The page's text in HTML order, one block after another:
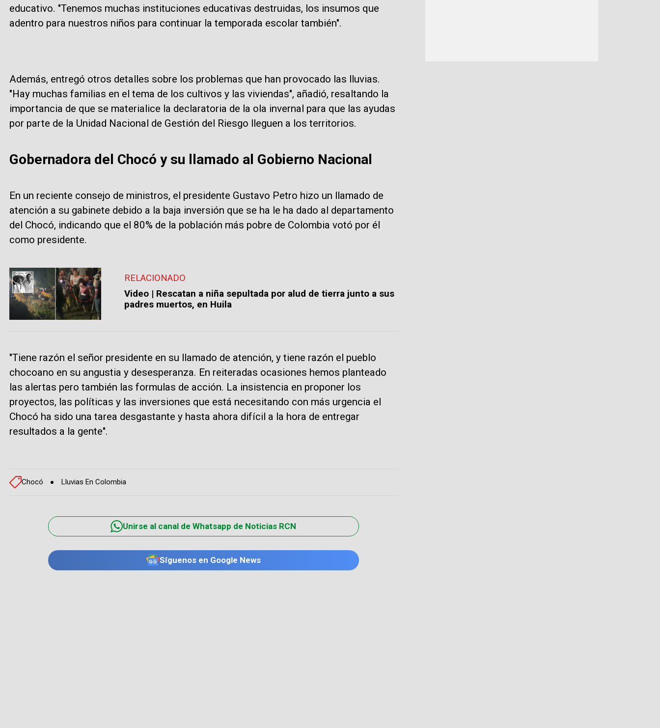
educativo. "Tenemos muchas instituciones educativas destruidas, los insumos que
adentro para nuestros niños para continuar la temporada escolar también".
Además, entregó otros detalles sobre los problemas que han provocado las lluvias.
"Hay muchas familias en el tema de los cultivos y las viviendas", añadió, resaltando la
importancia de que se materialice la declaratoria de la ola invernal para que las ayudas
por parte de la Unidad Nacional de Gestión del Riesgo lleguen a los territorios.
Gobernadora del Chocó y su llamado al Gobierno Nacional
En un reciente consejo de ministros, el presidente Gustavo Petro hizo un llamado de
atención a su gabinete debido a la baja inversión que se ha le ha dado al departamento
del Chocó, indicando que el 80% de la población más pobre de Colombia votó por él
como presidente.
RELACIONADO
Video | Rescatan a niña sepultada por alud de tierra junto a sus
padres muertos, en Huila
"Tiene razón el señor presidente en su llamado de atención, y tiene razón el pueblo
chocoano en su angustia y desesperanza. En reiteradas ocasiones hemos planteado
las alertas pero también las formulas de acción. La insistencia en proponer los
proyectos, las políticas y las inversiones que está necesitando con más urgencia el
Chocó ha sido una tarea desgastante y hasta ahora difícil a la hora de entregar
resultados a la gente".
Chocó Lluvias En Colombia
Unirse al canal de Whatsapp de Noticias RCN
Síguenos en Google News